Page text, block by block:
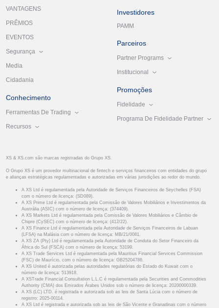
VANTAGENS
PRÊMIOS
EVENTOS
Segurança
Media
Cidadania
Conhecimento
Ferramentas De Trading
Recursos
Investidores
PAMM
Parceiros
Partner Programs
Institucional
Promoções
Fidelidade
Programa De Fidelidade Partner
XS & XS.com são marcas registradas do Grupo XS.
O Grupo XS é um provedor multinacional de fintech e serviços financeiros com entidades do grupo
e alianças estratégicas regulamentadas e autorizadas em várias jurisdições ao redor do mundo.
A XS Ltd é regulamentada pela Autoridade de Serviços Financeiros de Seychelles (FSA)
com o número de licença: (SD089).
A XS Prime Ltd é regulamentada pela Comissão de Valores Mobiliários e Investimentos da
Austrália (ASIC) com o número de licença: (374409).
A XS Markets Ltd é regulamentada pela Comissão de Valores Mobiliários e Câmbio de
Chipre (CySEC) com o número de licença: (412/22).
A XS Finance Ltd é regulamentada pela Autoridade de Serviços Financeiros de Labuan
(LFSA) na Malásia com o número de licença: MB/21/0081.
A XS ZA (Pty) Ltd é regulamentada pela Autoridade de Conduta do Setor Financeiro da
África do Sul (FSCA) com o número de licença: 53199.
A XS Trade Services Ltd é regulamentada pela Mauritius Financial Services Commission
(FSC) de Maurício, com o número de licença: GB25204786.
A XS United é autorizada pelas autoridades regulatórias do Estado do Kuwait com o
número de licença: 513918.
A XSTrade Financial Consultation L.L.C é regulamentada pela Securities and Commodities
Authority (CMA) dos Emirados Árabes Unidos sob o número de licença: 20200000339.
A XS (LC) LTD. é registrada e autorizada sob as leis de Santa Lúcia com o número de
registro: 2025-00114.
A XS Ltd é registrada e autorizada sob as leis de São Vicente e Granadinas com o número